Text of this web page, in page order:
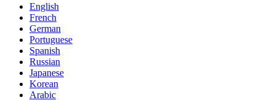
English
French
German
Portuguese
Spanish
Russian
Japanese
Korean
Arabic